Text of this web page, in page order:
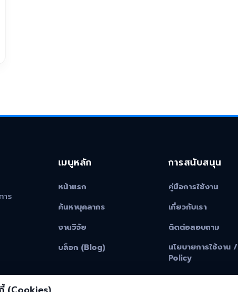
าร
เมนูหลัก
หน้าแรก
ค้นหาบุคลากร
งานวิจัย
บล็อก (Blog)
การสนับสนุน
คู่มือการใช้งาน
เกี่ยวกับเรา
ติดต่อสอบถาม
นโยบายการใช้งาน /
Policy